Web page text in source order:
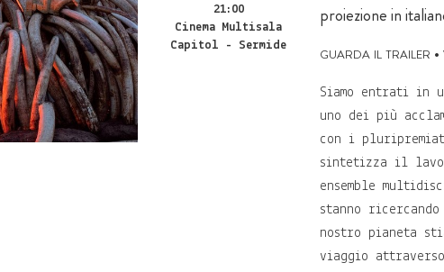
21:00
Cinema Multisala
Capitol - Sermide
proiezione in
guarda il trailer •
Siamo entrati in
uno dei più
con i
sintetizza il
ensemble
stanno
nostro pianeta
viaggio